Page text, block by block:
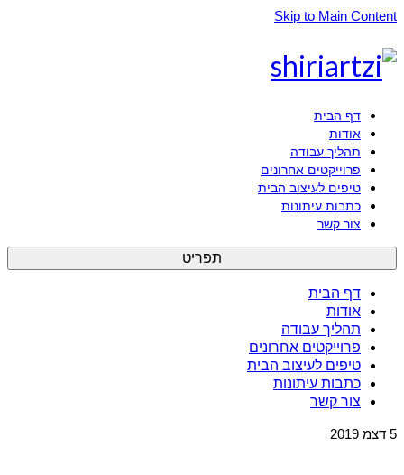
Skip to Main Content
דף הבית
אודות
תהליך עבודה
פרוייקטים אחרונים
טיפים לעיצוב הבית
כתבות עיתונות
צור קשר
תפריט
דף הבית
אודות
תהליך עבודה
פרוייקטים אחרונים
טיפים לעיצוב הבית
כתבות עיתונות
צור קשר
5 דצמ 2019